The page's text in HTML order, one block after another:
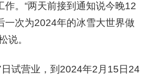
作。“两天前接到通知说今晚12
一次为2024年的冰雪大世界做
说。
试营业，到2024年2月15日24